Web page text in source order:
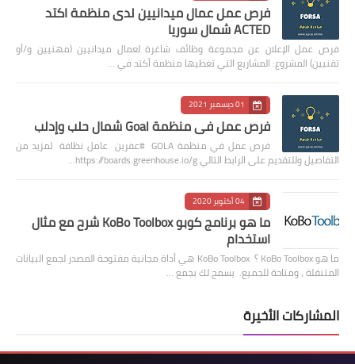
فرص عمل عمال ميدانيين لدى منظمة اكتد
ACTED شمال سوريا
فرص عمل الإعلان عن مجموعة وظائف شاغرة لعمال ميدانيين (مهنيين و/أو
تقنيين) المشروع: المشاريع التي تغطيها منظمة أكتد في …
01 ديسمبر 2021
فرص عمل في منظمة Goal شمال حلب وإدلب
فرص عمل في منظمة GOLA #عفرين عامل نظافة لمزيد من
التفاصيل وللتقديم على الرابط التالي https://boards.greenhouse.io/g…
04 أكتوبر 2020
ما هو برنامج كوبو KoBo Toolbox شرح مع مثال
استخدام
ما هو KoBo Toolbox ؟ KoBo Toolbox هي أداة مجانية مفتوحة المصدر لجمع البيانات
المتنقلة ، ومتاحة للجميع. يسمح لك بجمع …
المشاركات الأخيرة